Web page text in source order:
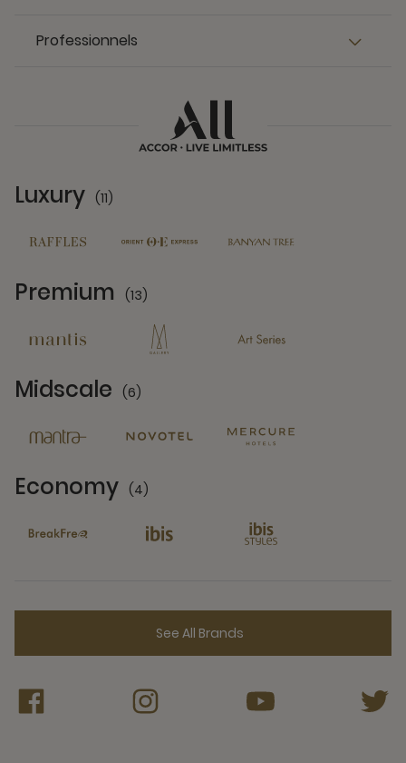
Professionnels
Luxury (11)
Premium (13)
Midscale (6)
Economy (4)
See All Brands